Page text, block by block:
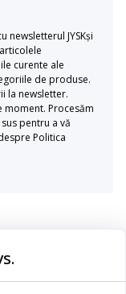
newsletterul JYSKși
curente ale
de produse.
la newsletter.
Procesăm
pentru a vă
Politica